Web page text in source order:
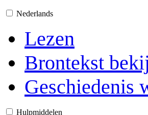
Nederlands
Lezen
Brontekst
Geschiedenis
Hulpmiddelen